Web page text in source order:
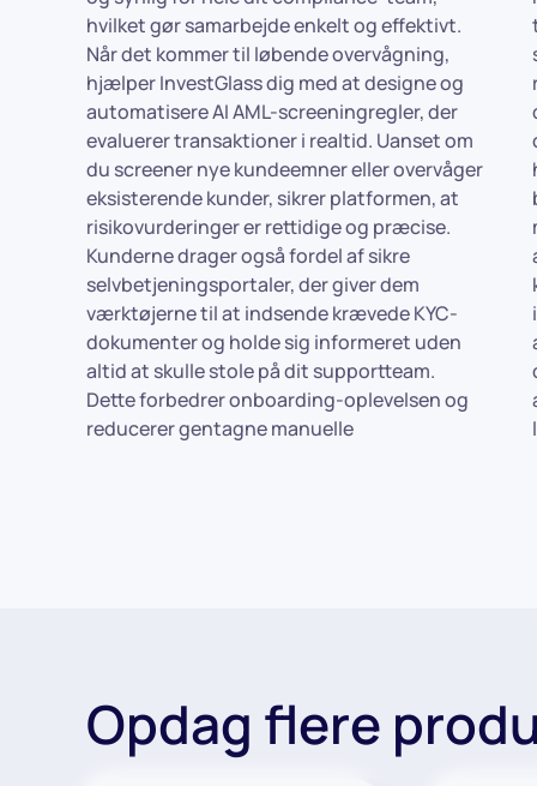
hvilket gør samarbejde enkelt og effektivt.
Når det kommer til løbende overvågning,
hjælper InvestGlass dig med at designe og
automatisere AI AML-screeningregler, der
evaluerer transaktioner i realtid. Uanset om
du screener nye kundeemner eller overvåger
eksisterende kunder, sikrer platformen, at
risikovurderinger er rettidige og præcise.
Kunderne drager også fordel af sikre
selvbetjeningsportaler, der giver dem
værktøjerne til at indsende krævede KYC-
dokumenter og holde sig informeret uden
altid at skulle stole på dit supportteam.
Dette forbedrer onboarding-oplevelsen og
reducerer gentagne manuelle
tilpasselige compliance-profiler. Hver enkelt
samler en kundes verificerede identitet,
risikoscore, tidligere screeningalarmer og
dokumentation i en enkelt visning. Dine
compliance-officerer kan se præcis, hvor
hver kunde står, forudse regulatoriske
behov og levere sikre finansielle tjenester
med tillid. Med InvestGlass føles
arbejdsgangen naturlig: indsaml
kundedata, guide dem gennem AI-
identitetsverificering, engager dem med
anmodninger om sikre dokumenter, support
dem med automatiserede checks, og
administrer deres hele compliance-
Opdag flere